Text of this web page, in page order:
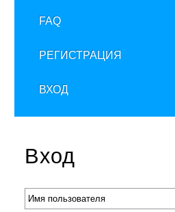
FAQ
РЕГИСТРАЦИЯ
ВХОД
Вход